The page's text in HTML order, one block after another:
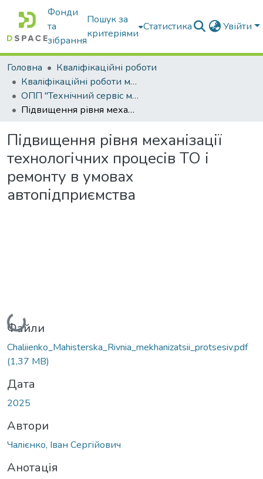
Фонди
та
зібрання
Пошук за
критеріями
Статистика Увійти
Головна
Кваліфікаційні роботи
Кваліфікаційні роботи магістрів
ОПП "Технічний сервіс машин та обладнання сільськогосподарського виробництва"
Підвищення рівня механізації технологічних процесів ТО і ремонту в умовах автопідприємства
Підвищення рівня механізації
технологічних процесів ТО і
ремонту в умовах
автопідприємства
Вантажиться...
Файли
Chaliienko_Mahisterska_Rivnia_mekhanizatsii_protsesiv.pdf
(1,37 MB)
Дата
2025
Автори
Чалієнко, Іван Сергійович
Анотація